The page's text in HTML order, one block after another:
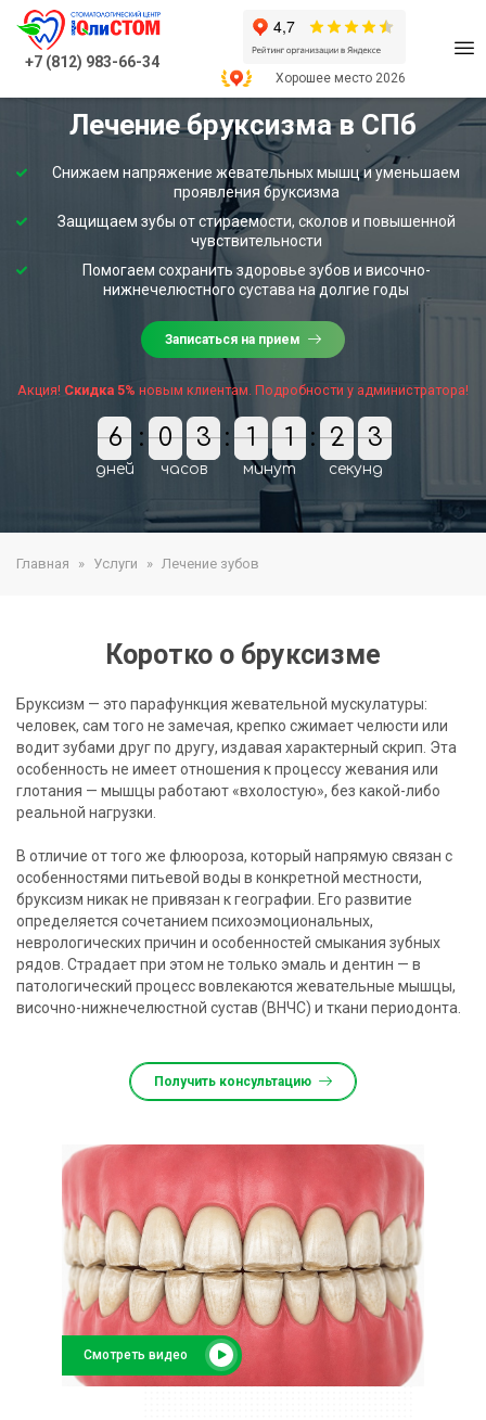
+7 (812) 983-66-34
Хорошее место 2026
Лечение бруксизма в СПб
Снижаем напряжение жевательных мышц и уменьшаем
проявления бруксизма
Защищаем зубы от стираемости, сколов и повышенной
чувствительности
Помогаем сохранить здоровье зубов и височно-
нижнечелюстного сустава на долгие годы
Записаться на прием
Акция! Скидка 5% новым клиентам. Подробности у администратора!
6
6
дней
: 0
0 3
3
часов
: 1
1 1
1
минут
: 3
2
2
3 2
1
1
2
секунд
Главная Услуги Лечение зубов
Коротко о бруксизме
Бруксизм — это парафункция жевательной мускулатуры:
человек, сам того не замечая, крепко сжимает челюсти или
водит зубами друг по другу, издавая характерный скрип. Эта
особенность не имеет отношения к процессу жевания или
глотания — мышцы работают «вхолостую», без какой-либо
реальной нагрузки.
В отличие от того же флюороза, который напрямую связан с
особенностями питьевой воды в конкретной местности,
бруксизм никак не привязан к географии. Его развитие
определяется сочетанием психоэмоциональных,
неврологических причин и особенностей смыкания зубных
рядов. Страдает при этом не только эмаль и дентин — в
патологический процесс вовлекаются жевательные мышцы,
височно-нижнечелюстной сустав (ВНЧС) и ткани периодонта.
Получить консультацию
Смотреть видео